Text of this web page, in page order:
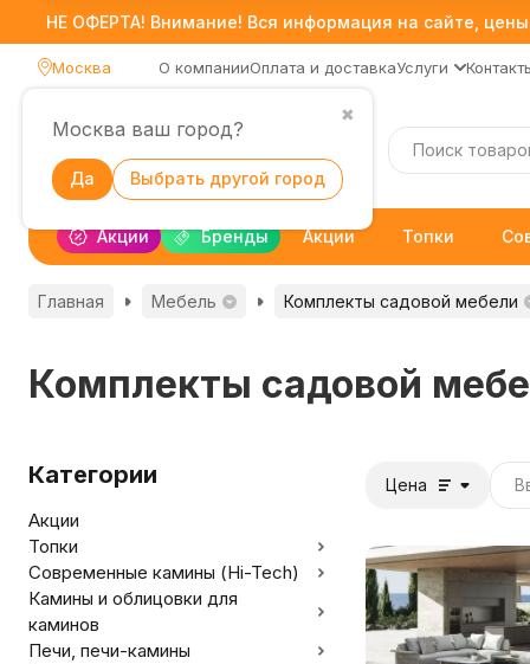
НЕ ОФЕРТА! Внимание! Вся информация на сайте,
Москва
✖
Москва ваш город?
Да Выбрать другой город
О компанииОплата и доставкаУслуги
Акции Бренды Акции Топки
Главная Мебель Комплекты садовой мебели
Комплекты садовой
Цена
Категории
Акции
Топки
Современные камины (Hi-Tech)
Камины и облицовки для
каминов
Печи, печи-камины